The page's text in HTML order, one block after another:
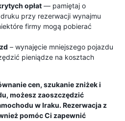
opłat — pamiętaj o
przy rezerwacji wynajmu
firmy mogą pobierać
– wynajęcie mniejszego pojazdu
pieniądze na kosztach
cen, szukanie zniżek i
możesz zaoszczędzić
w Iraku. Rezerwacja z
pomóc Ci zapewnić